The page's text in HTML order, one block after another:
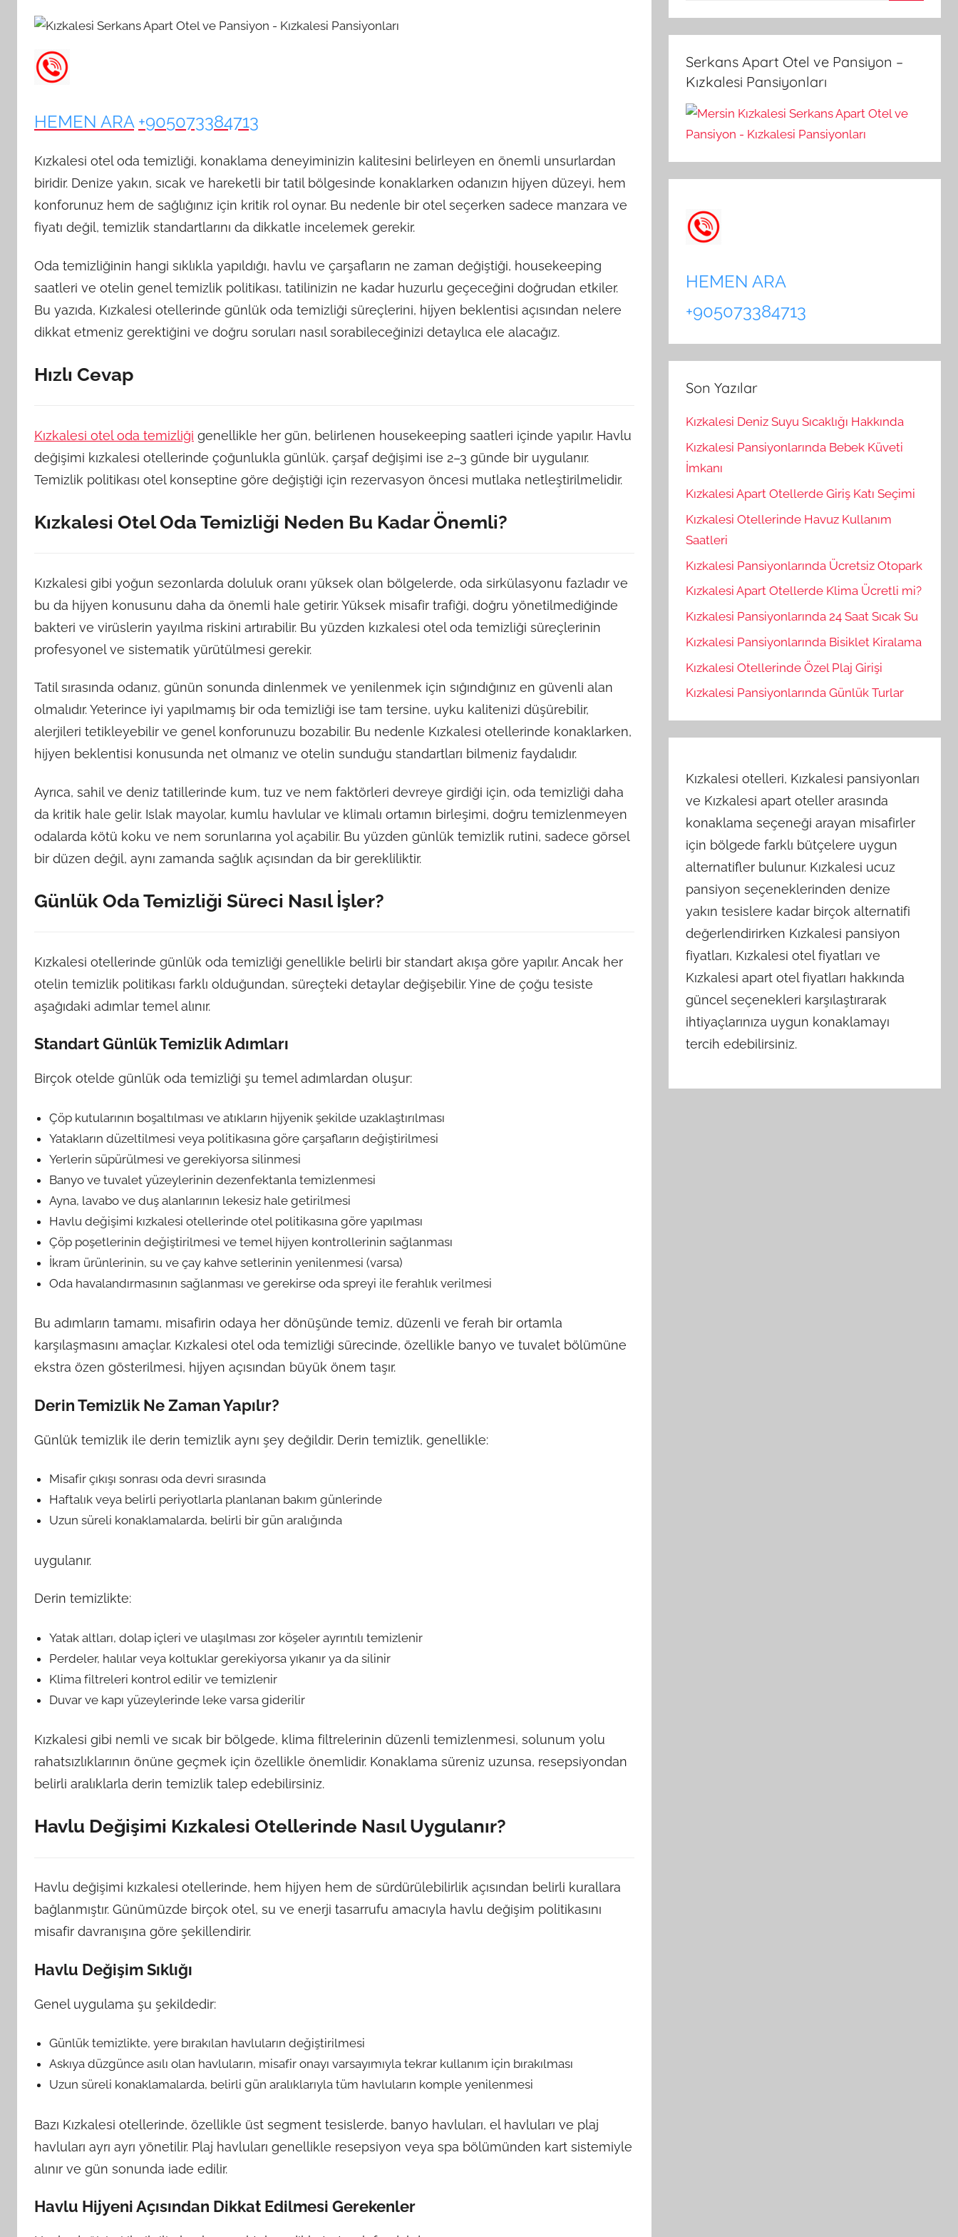
HEMEN ARA +905073384713
Kızkalesi otel oda temizliği, konaklama deneyiminizin kalitesini belirleyen en önemli unsurlardan
biridir. Denize yakın, sıcak ve hareketli bir tatil bölgesinde konaklarken odanızın hijyen düzeyi, hem
konforunuz hem de sağlığınız için kritik rol oynar. Bu nedenle bir otel seçerken sadece manzara ve
fiyatı değil, temizlik standartlarını da dikkatle incelemek gerekir.
Oda temizliğinin hangi sıklıkla yapıldığı, havlu ve çarşafların ne zaman değiştiği, housekeeping
saatleri ve otelin genel temizlik politikası, tatilinizin ne kadar huzurlu geçeceğini doğrudan etkiler.
Bu yazıda, Kızkalesi otellerinde günlük oda temizliği süreçlerini, hijyen beklentisi açısından nelere
dikkat etmeniz gerektiğini ve doğru soruları nasıl sorabileceğinizi detaylıca ele alacağız.
Hızlı Cevap
Kızkalesi otel oda temizliği genellikle her gün, belirlenen housekeeping saatleri içinde yapılır. Havlu
değişimi kızkalesi otellerinde çoğunlukla günlük, çarşaf değişimi ise 2–3 günde bir uygulanır.
Temizlik politikası otel konseptine göre değiştiği için rezervasyon öncesi mutlaka netleştirilmelidir.
Kızkalesi Otel Oda Temizliği Neden Bu Kadar Önemli?
Kızkalesi gibi yoğun sezonlarda doluluk oranı yüksek olan bölgelerde, oda sirkülasyonu fazladır ve
bu da hijyen konusunu daha da önemli hale getirir. Yüksek misafir trafiği, doğru yönetilmediğinde
bakteri ve virüslerin yayılma riskini artırabilir. Bu yüzden kızkalesi otel oda temizliği süreçlerinin
profesyonel ve sistematik yürütülmesi gerekir.
Tatil sırasında odanız, günün sonunda dinlenmek ve yenilenmek için sığındığınız en güvenli alan
olmalıdır. Yeterince iyi yapılmamış bir oda temizliği ise tam tersine, uyku kalitenizi düşürebilir,
alerjileri tetikleyebilir ve genel konforunuzu bozabilir. Bu nedenle Kızkalesi otellerinde konaklarken,
hijyen beklentisi konusunda net olmanız ve otelin sunduğu standartları bilmeniz faydalıdır.
Ayrıca, sahil ve deniz tatillerinde kum, tuz ve nem faktörleri devreye girdiği için, oda temizliği daha
da kritik hale gelir. Islak mayolar, kumlu havlular ve klimalı ortamın birleşimi, doğru temizlenmeyen
odalarda kötü koku ve nem sorunlarına yol açabilir. Bu yüzden günlük temizlik rutini, sadece görsel
bir düzen değil, aynı zamanda sağlık açısından da bir gerekliliktir.
Günlük Oda Temizliği Süreci Nasıl İşler?
Kızkalesi otellerinde günlük oda temizliği genellikle belirli bir standart akışa göre yapılır. Ancak her
otelin temizlik politikası farklı olduğundan, süreçteki detaylar değişebilir. Yine de çoğu tesiste
aşağıdaki adımlar temel alınır.
Standart Günlük Temizlik Adımları
Birçok otelde günlük oda temizliği şu temel adımlardan oluşur:
Çöp kutularının boşaltılması ve atıkların hijyenik şekilde uzaklaştırılması
Yatakların düzeltilmesi veya politikasına göre çarşafların değiştirilmesi
Yerlerin süpürülmesi ve gerekiyorsa silinmesi
Banyo ve tuvalet yüzeylerinin dezenfektanla temizlenmesi
Ayna, lavabo ve duş alanlarının lekesiz hale getirilmesi
Havlu değişimi kızkalesi otellerinde otel politikasına göre yapılması
Çöp poşetlerinin değiştirilmesi ve temel hijyen kontrollerinin sağlanması
İkram ürünlerinin, su ve çay kahve setlerinin yenilenmesi (varsa)
Oda havalandırmasının sağlanması ve gerekirse oda spreyi ile ferahlık verilmesi
Bu adımların tamamı, misafirin odaya her dönüşünde temiz, düzenli ve ferah bir ortamla
karşılaşmasını amaçlar. Kızkalesi otel oda temizliği sürecinde, özellikle banyo ve tuvalet bölümüne
ekstra özen gösterilmesi, hijyen açısından büyük önem taşır.
Derin Temizlik Ne Zaman Yapılır?
Günlük temizlik ile derin temizlik aynı şey değildir. Derin temizlik, genellikle:
Misafir çıkışı sonrası oda devri sırasında
Haftalık veya belirli periyotlarla planlanan bakım günlerinde
Uzun süreli konaklamalarda, belirli bir gün aralığında
uygulanır.
Derin temizlikte:
Yatak altları, dolap içleri ve ulaşılması zor köşeler ayrıntılı temizlenir
Perdeler, halılar veya koltuklar gerekiyorsa yıkanır ya da silinir
Klima filtreleri kontrol edilir ve temizlenir
Duvar ve kapı yüzeylerinde leke varsa giderilir
Kızkalesi gibi nemli ve sıcak bir bölgede, klima filtrelerinin düzenli temizlenmesi, solunum yolu
rahatsızlıklarının önüne geçmek için özellikle önemlidir. Konaklama süreniz uzunsa, resepsiyondan
belirli aralıklarla derin temizlik talep edebilirsiniz.
Havlu Değişimi Kızkalesi Otellerinde Nasıl Uygulanır?
Havlu değişimi kızkalesi otellerinde, hem hijyen hem de sürdürülebilirlik açısından belirli kurallara
bağlanmıştır. Günümüzde birçok otel, su ve enerji tasarrufu amacıyla havlu değişim politikasını
misafir davranışına göre şekillendirir.
Havlu Değişim Sıklığı
Genel uygulama şu şekildedir:
Günlük temizlikte, yere bırakılan havluların değiştirilmesi
Askıya düzgünce asılı olan havluların, misafir onayı varsayımıyla tekrar kullanım için bırakılması
Uzun süreli konaklamalarda, belirli gün aralıklarıyla tüm havluların komple yenilenmesi
Bazı Kızkalesi otellerinde, özellikle üst segment tesislerde, banyo havluları, el havluları ve plaj
havluları ayrı ayrı yönetilir. Plaj havluları genellikle resepsiyon veya spa bölümünden kart sistemiyle
alınır ve gün sonunda iade edilir.
Havlu Hijyeni Açısından Dikkat Edilmesi Gerekenler
a
m
a
:
Serkans Apart Otel ve Pansiyon –
Kızkalesi Pansiyonları
HEMEN ARA
+905073384713
Son Yazılar
Kızkalesi Deniz Suyu Sıcaklığı Hakkında
Kızkalesi Pansiyonlarında Bebek Küveti
İmkanı
Kızkalesi Apart Otellerde Giriş Katı Seçimi
Kızkalesi Otellerinde Havuz Kullanım
Saatleri
Kızkalesi Pansiyonlarında Ücretsiz Otopark
Kızkalesi Apart Otellerde Klima Ücretli mi?
Kızkalesi Pansiyonlarında 24 Saat Sıcak Su
Kızkalesi Pansiyonlarında Bisiklet Kiralama
Kızkalesi Otellerinde Özel Plaj Girişi
Kızkalesi Pansiyonlarında Günlük Turlar
Kızkalesi otelleri, Kızkalesi pansiyonları
ve Kızkalesi apart oteller arasında
konaklama seçeneği arayan misafirler
için bölgede farklı bütçelere uygun
alternatifler bulunur. Kızkalesi ucuz
pansiyon seçeneklerinden denize
yakın tesislere kadar birçok alternatifi
değerlendirirken Kızkalesi pansiyon
fiyatları, Kızkalesi otel fiyatları ve
Kızkalesi apart otel fiyatları hakkında
güncel seçenekleri karşılaştırarak
ihtiyaçlarınıza uygun konaklamayı
tercih edebilirsiniz.